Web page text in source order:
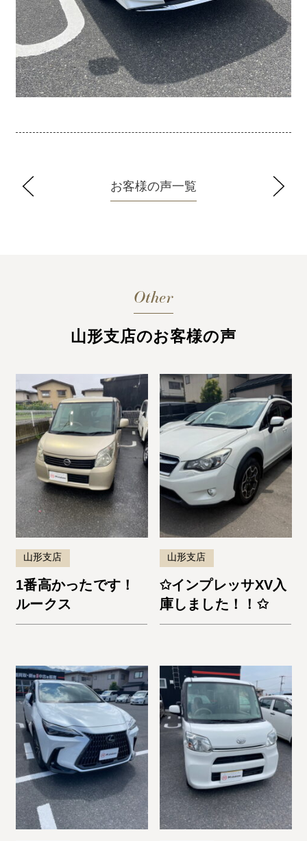
お客様の声一覧
Other
山形支店のお客様の声
山形支店
1番高かったです！
ルークス
山形支店
✩インプレッサXV入
庫しました！！✩